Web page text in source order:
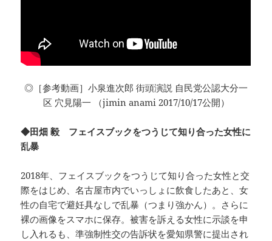
◎［参考動画］小泉進次郎 街頭演説 自民党公認大分一
区 穴見陽一 （jimin anami 2017/10/17公開）
◆田畑 毅 フェイスブックをつうじて知り合った女性に
乱暴
2018年、フェイスブックをつうじて知り合った女性と交
際をはじめ、名古屋市内でいっしょに飲食したあと、女
性の自宅で避妊具なしで乱暴（つまり強かん）。さらに
裸の画像をスマホに保存。被害を訴える女性に示談を申
し入れるも、準強制性交の告訴状を愛知県警に提出され